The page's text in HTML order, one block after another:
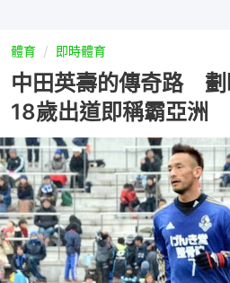
體育 即時體育
中田英壽的傳奇路
18歲出道即稱霸亞洲